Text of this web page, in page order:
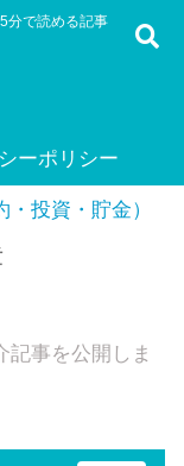
分で読める記事
ーポリシー
・投資・貯金）
事を公開しま